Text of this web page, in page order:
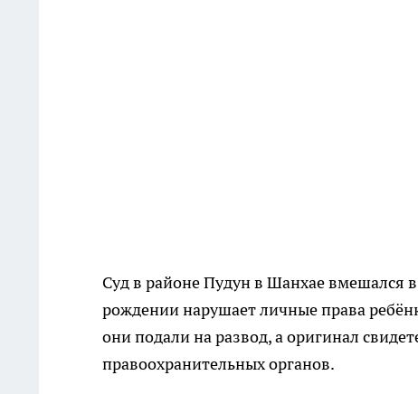
Суд в районе Пудун в Шанхае вмешался в
рождении нарушает личные права
они подали на развод, а оригинал
правоохранительных органов.